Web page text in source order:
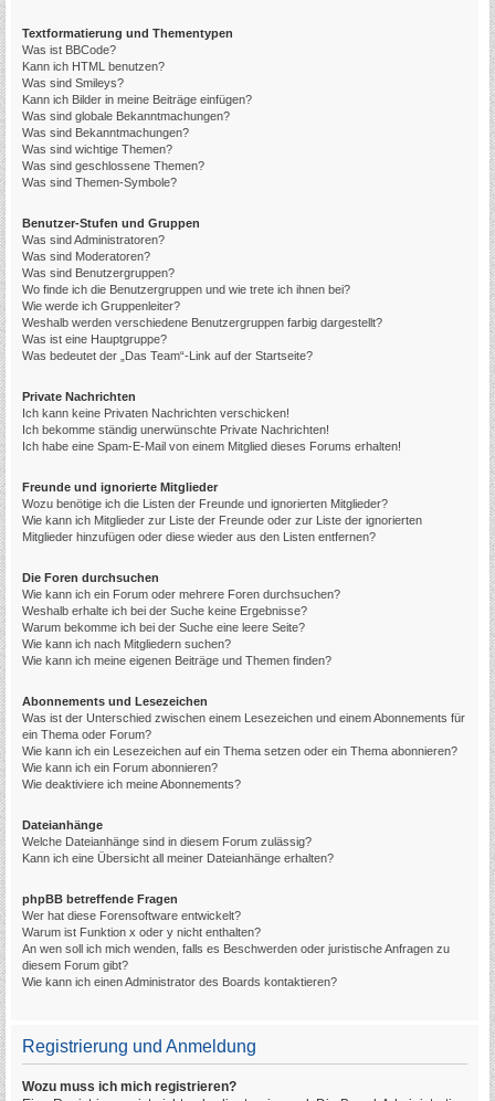
Textformatierung und Thementypen
Was ist BBCode?
Kann ich HTML benutzen?
Was sind Smileys?
Kann ich Bilder in meine Beiträge einfügen?
Was sind globale Bekanntmachungen?
Was sind Bekanntmachungen?
Was sind wichtige Themen?
Was sind geschlossene Themen?
Was sind Themen-Symbole?
Benutzer-Stufen und Gruppen
Was sind Administratoren?
Was sind Moderatoren?
Was sind Benutzergruppen?
Wo finde ich die Benutzergruppen und wie trete ich ihnen bei?
Wie werde ich Gruppenleiter?
Weshalb werden verschiedene Benutzergruppen farbig dargestellt?
Was ist eine Hauptgruppe?
Was bedeutet der „Das Team“-Link auf der Startseite?
Private Nachrichten
Ich kann keine Privaten Nachrichten verschicken!
Ich bekomme ständig unerwünschte Private Nachrichten!
Ich habe eine Spam-E-Mail von einem Mitglied dieses Forums erhalten!
Freunde und ignorierte Mitglieder
Wozu benötige ich die Listen der Freunde und ignorierten Mitglieder?
Wie kann ich Mitglieder zur Liste der Freunde oder zur Liste der ignorierten
Mitglieder hinzufügen oder diese wieder aus den Listen entfernen?
Die Foren durchsuchen
Wie kann ich ein Forum oder mehrere Foren durchsuchen?
Weshalb erhalte ich bei der Suche keine Ergebnisse?
Warum bekomme ich bei der Suche eine leere Seite?
Wie kann ich nach Mitgliedern suchen?
Wie kann ich meine eigenen Beiträge und Themen finden?
Abonnements und Lesezeichen
Was ist der Unterschied zwischen einem Lesezeichen und einem Abonnements für
ein Thema oder Forum?
Wie kann ich ein Lesezeichen auf ein Thema setzen oder ein Thema abonnieren?
Wie kann ich ein Forum abonnieren?
Wie deaktiviere ich meine Abonnements?
Dateianhänge
Welche Dateianhänge sind in diesem Forum zulässig?
Kann ich eine Übersicht all meiner Dateianhänge erhalten?
phpBB betreffende Fragen
Wer hat diese Forensoftware entwickelt?
Warum ist Funktion x oder y nicht enthalten?
An wen soll ich mich wenden, falls es Beschwerden oder juristische Anfragen zu
diesem Forum gibt?
Wie kann ich einen Administrator des Boards kontaktieren?
Registrierung und Anmeldung
Wozu muss ich mich registrieren?